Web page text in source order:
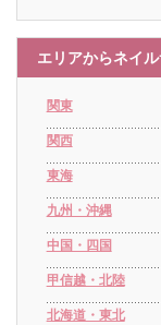
エリアからネイ
関東
関西
東海
九州・沖縄
中国・四国
甲信越・北陸
北海道・東北